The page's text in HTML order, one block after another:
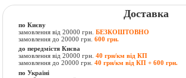
Доставка
по Києву
замовлення від 20000 грн.БЕЗКОШТОВНО
замовлення до 20000 грн.600 грн.
до передмістя Києва
замовлення від 20000 грн.40 грн/км від КП
замовлення до 20000 грн.40 грн/км від КП + 600 грн.
по Україні